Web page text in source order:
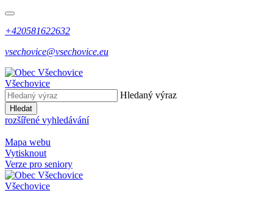
+420581622632
vsechovice@vsechovice.eu
Všechovice
Hledaný výraz
Hledat
rozšířené vyhledávání
Mapa webu
Vytisknout
Verze pro seniory
Všechovice